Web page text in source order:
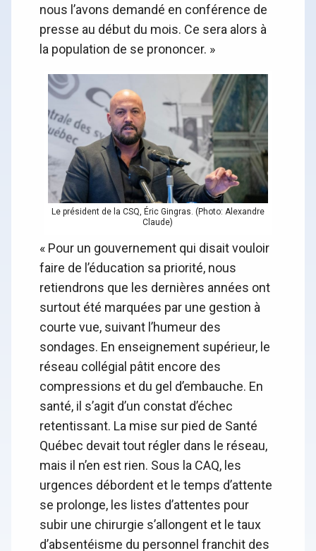
nous l’avons demandé en conférence de
presse au début du mois. Ce sera alors à
la population de se prononcer. »
Le président de la CSQ, Éric Gingras. (Photo: Alexandre
Claude)
« Pour un gouvernement qui disait vouloir
faire de l’éducation sa priorité, nous
retiendrons que les dernières années ont
surtout été marquées par une gestion à
courte vue, suivant l’humeur des
sondages. En enseignement supérieur, le
réseau collégial pâtit encore des
compressions et du gel d’embauche. En
santé, il s’agit d’un constat d’échec
retentissant. La mise sur pied de Santé
Québec devait tout régler dans le réseau,
mais il n’en est rien. Sous la CAQ, les
urgences débordent et le temps d’attente
se prolonge, les listes d’attentes pour
subir une chirurgie s’allongent et le taux
d’absentéisme du personnel franchit des